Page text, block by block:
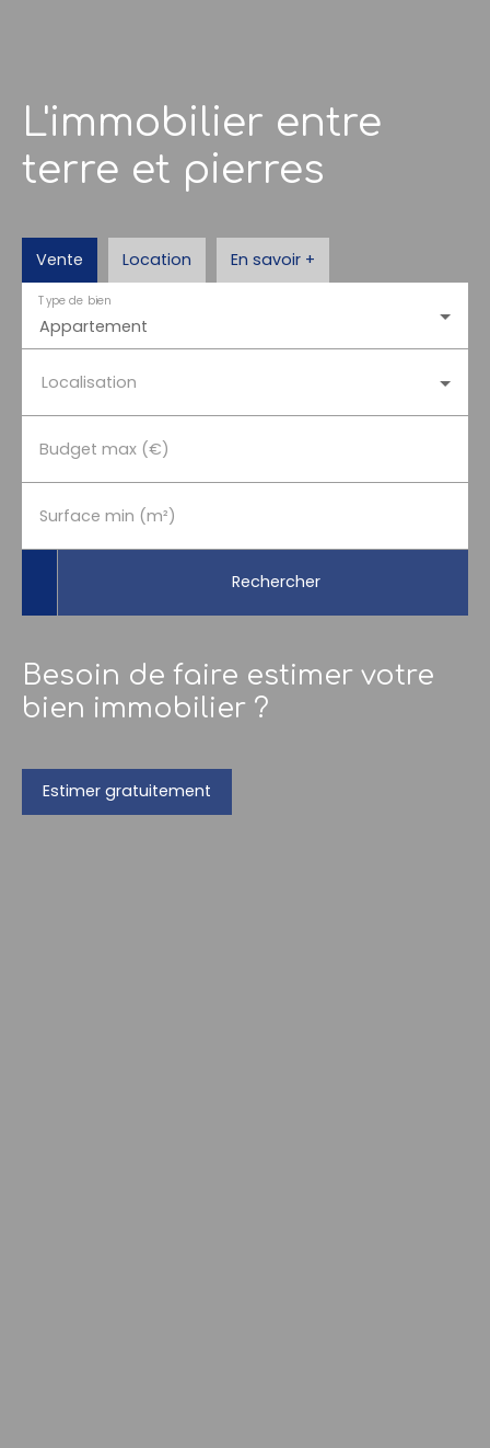
L'immobilier entre
terre et pierres
Vente Location En savoir +
Appartement
Type de bien
Localisation
Budget max (€)
Surface min (m²)
Rechercher
Besoin de faire estimer votre
bien immobilier ?
Estimer gratuitement